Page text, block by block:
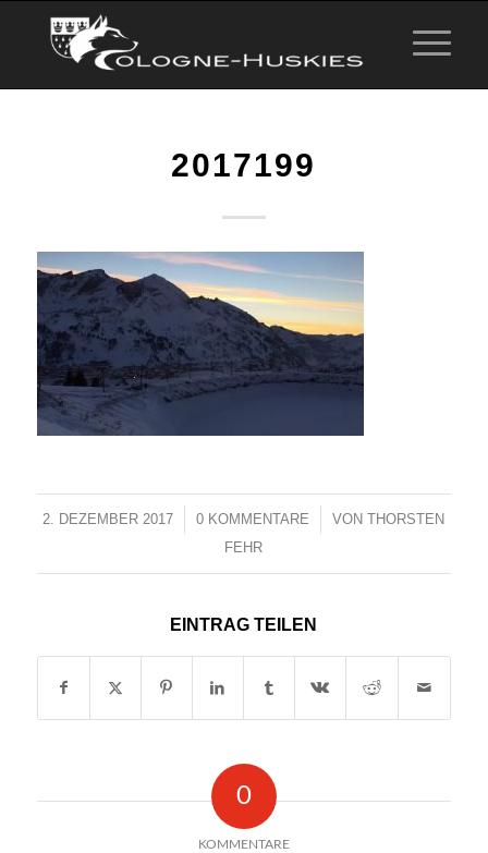
2017199
2. DEZEMBER 2017
/ 0 KOMMENTARE
/ VONTHORSTEN
FEHR
EINTRAG TEILEN
0
KOMMENTARE